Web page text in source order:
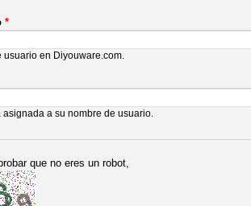
*
en Diyouware.com.
a su nombre de usuario.
que no eres un robot,